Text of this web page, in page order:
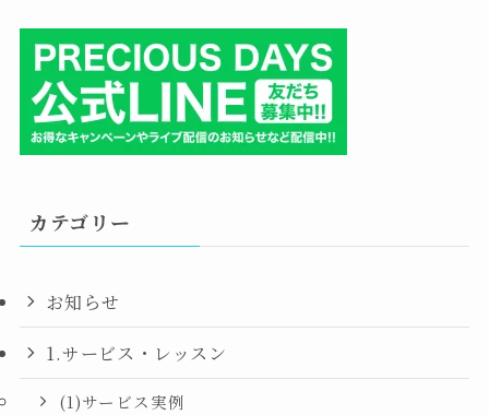
カテゴリー
お知らせ
1.サービス・レッスン
(1)サービス実例